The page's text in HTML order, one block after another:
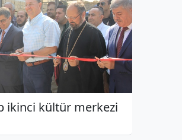
ikinci kültür merkezi